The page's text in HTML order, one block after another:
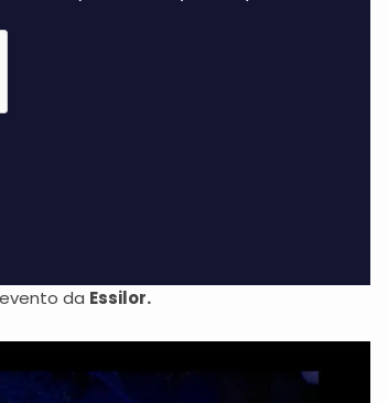
da Essilor.